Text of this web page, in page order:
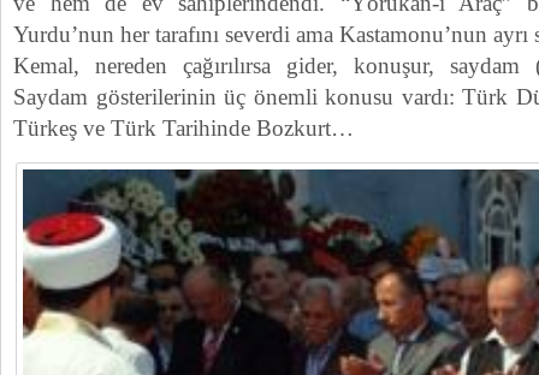
Yurdu’nun her tarafını severdi ama Kastamonu’nun
Kemal, nereden çağırılırsa gider, konuşur, saydam
Saydam gösterilerinin üç önemli konusu vardı: Türk
Türkeş ve Türk Tarihinde Bozkurt…